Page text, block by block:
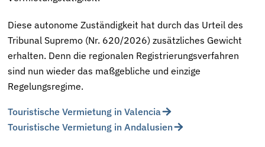
Diese autonome Zuständigkeit hat durch das Urteil des
Tribunal Supremo (Nr. 620/2026) zusätzliches Gewicht
erhalten. Denn die regionalen Registrierungsverfahren
sind nun wieder das maßgebliche und einzige
Regelungsregime.
Touristische Vermietung in Valencia
Touristische Vermietung in Andalusien